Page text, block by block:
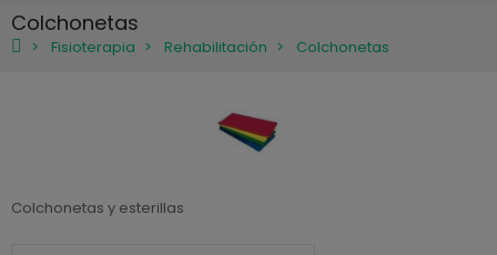
Colchonetas
Fisioterapia Rehabilitación Colchonetas
Colchonetas y esterillas